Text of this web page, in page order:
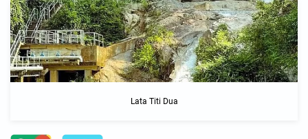
Lata Titi Dua